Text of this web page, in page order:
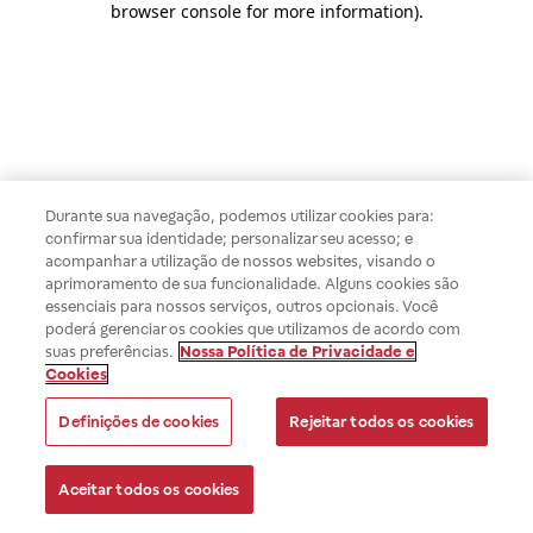
browser console for more information).
Durante sua navegação, podemos utilizar cookies para:
confirmar sua identidade; personalizar seu acesso; e
acompanhar a utilização de nossos websites, visando o
aprimoramento de sua funcionalidade. Alguns cookies são
essenciais para nossos serviços, outros opcionais. Você
poderá gerenciar os cookies que utilizamos de acordo com
suas preferências. Nossa Política de Privacidade e
Cookies
Definições de cookies Rejeitar todos os cookies
Aceitar todos os cookies